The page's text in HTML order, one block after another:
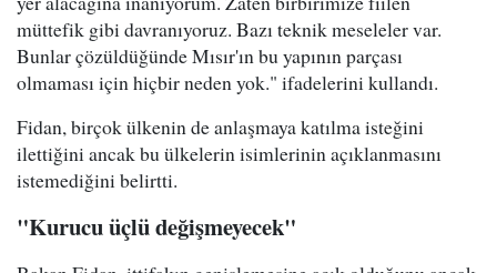
müttefik gibi davranıyoruz. Bazı teknik meseleler var.
Bunlar çözüldüğünde Mısır'ın bu yapının parçası
olmaması için hiçbir neden yok." ifadelerini kullandı.
Fidan, birçok ülkenin de anlaşmaya katılma isteğini
ilettiğini ancak bu ülkelerin isimlerinin açıklanmasını
istemediğini belirtti.
"Kurucu üçlü değişmeyecek"